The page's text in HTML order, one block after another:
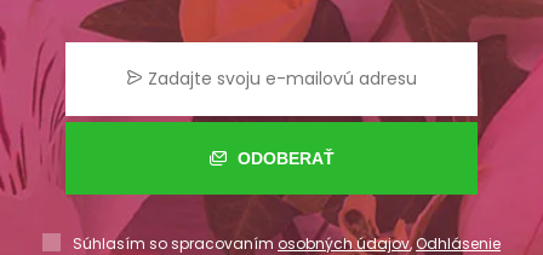
ODOBERAŤ
Súhlasím so spracovaním osobných údajov,Odhlásenie